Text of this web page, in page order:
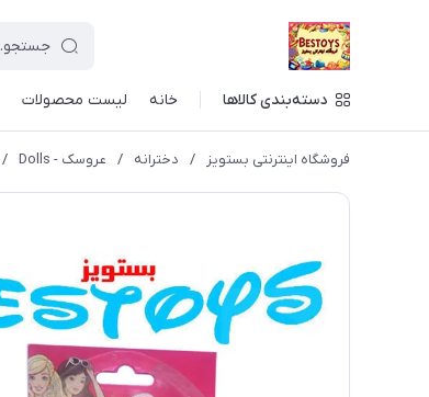
دسته‌بندی کالاها خانه لیست محصولات
فروشگاه اینترنتی بستویز / دخترانه / عروسک - Dolls /